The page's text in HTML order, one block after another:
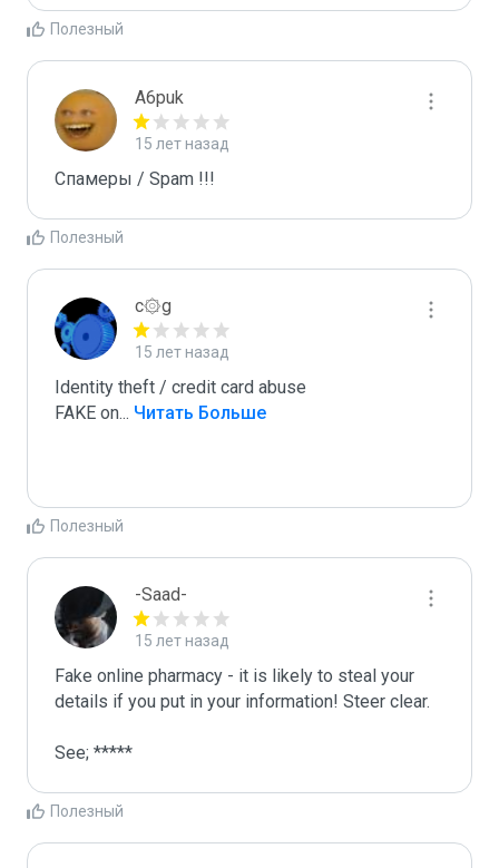
Полезный
A6puk
15 лет назад
Спамеры / Spam !!!
Полезный
c۞g
15 лет назад
Identity theft / credit card abuse
FAKE on... Читать Больше
Полезный
-Saad-
15 лет назад
Fake online pharmacy - it is likely to steal your
details if you put in your information! Steer clear.
See; *****
Полезный